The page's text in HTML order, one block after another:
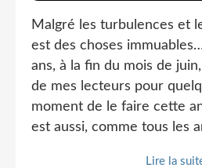
Malgré les turbulences et
est des choses
ans, à la fin du mois de
de mes lecteurs pour
moment de le faire cette
est aussi, comme tous les
Lire la